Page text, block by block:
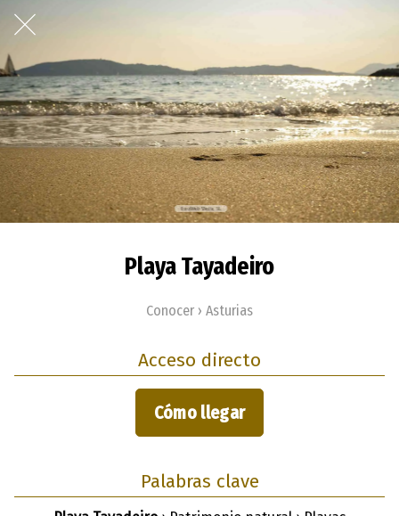
Playa Tayadeiro
Conocer › Asturias
Acceso directo
Cómo llegar
Palabras clave